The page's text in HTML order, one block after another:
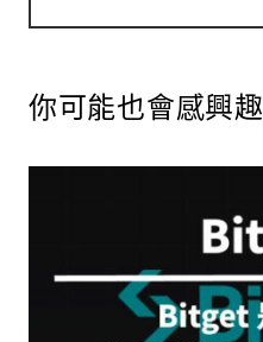
你可能也會感興趣